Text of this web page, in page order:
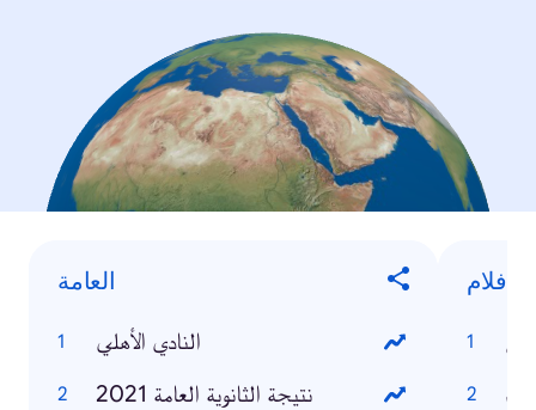
العامة
النادي الأهلي
نتيجة الثانوية العامة 2021
أفلام